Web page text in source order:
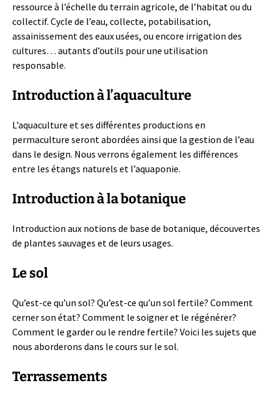
ressource à l’échelle du terrain agricole, de l’habitat ou du
collectif. Cycle de l’eau, collecte, potabilisation,
assainissement des eaux usées, ou encore irrigation des
cultures… autants d’outils pour une utilisation
responsable.
Introduction à l’aquaculture
L’aquaculture et ses différentes productions en
permaculture seront abordées ainsi que la gestion de l’eau
dans le design. Nous verrons également les différences
entre les étangs naturels et l’aquaponie.
Introduction à la botanique
Introduction aux notions de base de botanique, découvertes
de plantes sauvages et de leurs usages.
Le sol
Qu’est-ce qu’un sol? Qu’est-ce qu’un sol fertile? Comment
cerner son état? Comment le soigner et le régénérer?
Comment le garder ou le rendre fertile? Voici les sujets que
nous aborderons dans le cours sur le sol.
Terrassements